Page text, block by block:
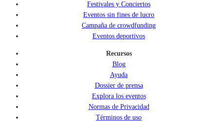
Festivales y Conciertos
Eventos sin fines de lucro
Campaña de crowdfunding
Eventos deportivos
Recursos
Blog
Ayuda
Dossier de prensa
Explora los eventos
Normas de Privacidad
Términos de uso